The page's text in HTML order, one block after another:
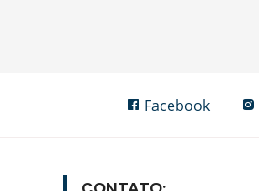
Facebook